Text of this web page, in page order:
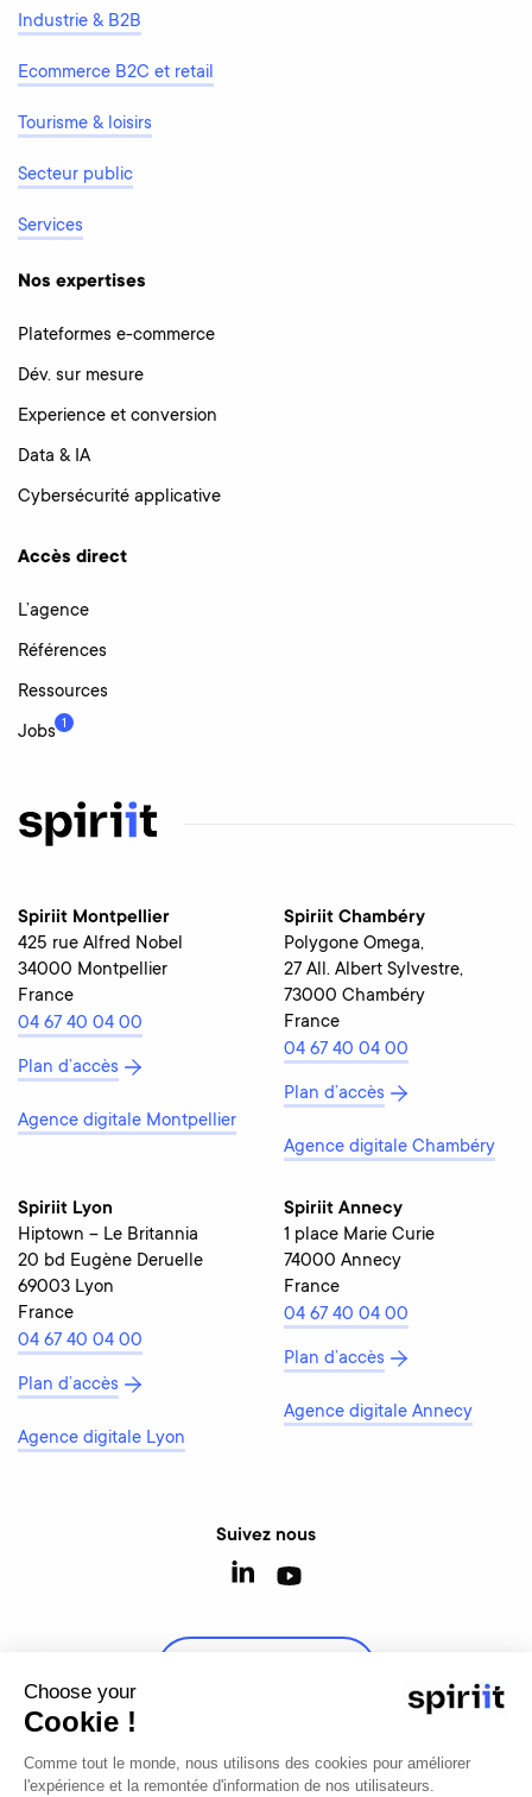
Industrie & B2B
Ecommerce B2C et retail
Tourisme & loisirs
Secteur public
Services
Nos expertises
Plateformes e-commerce
Dév. sur mesure
Experience et conversion
Data & IA
Cybersécurité applicative
Accès direct
L’agence
Références
Ressources
Jobs 1
Spiriit Montpellier
425 rue Alfred Nobel
34000 Montpellier
France
04 67 40 04 00
Plan d’accès
Agence digitale Montpellier
Spiriit Chambéry
Polygone Omega,
27 All. Albert Sylvestre,
73000 Chambéry
France
04 67 40 04 00
Plan d’accès
Agence digitale Chambéry
Spiriit Lyon
Hiptown – Le Britannia
20 bd Eugène Deruelle
69003 Lyon
France
04 67 40 04 00
Plan d’accès
Agence digitale Lyon
Spiriit Annecy
1 place Marie Curie
74000 Annecy
France
04 67 40 04 00
Plan d’accès
Agence digitale Annecy
Suivez nous
Choose your
Cookie !
Comme tout le monde, nous utilisons des cookies pour améliorer
l'expérience et la remontée d'information de nos utilisateurs.